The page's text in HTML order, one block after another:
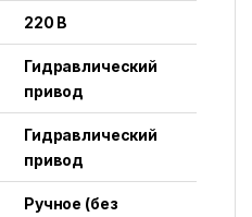
220 В
Гидравлический
привод
Гидравлический
привод
Ручное (без